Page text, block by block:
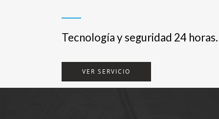
Tecnología y seguridad 24 horas.
VER SERVICIO